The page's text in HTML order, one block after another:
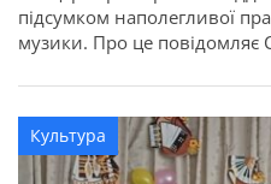
підсумком наполегливої
музики. Про це повідомляє
участь викладачі
вокального відділів та
Оркестрове мистецтво
відповідальність, вміння
Культура